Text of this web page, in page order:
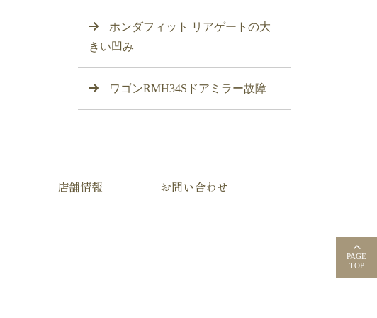
ホンダフィット リアゲートの大
きい凹み
ワゴンRMH34Sドアミラー故障
PAGE
TOP
店舗情報 お問い合わせ